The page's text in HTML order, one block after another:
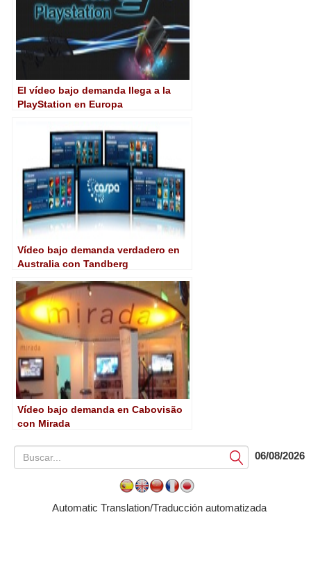
El vídeo bajo demanda llega a la
PlayStation en Europa
Vídeo bajo demanda verdadero en
Australia con Tandberg
Vídeo bajo demanda en Cabovisão
con Mirada
Submit06/08/2026
Automatic Translation/Traducción automatizada